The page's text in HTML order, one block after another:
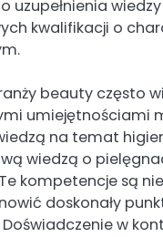
uzupełnienia
kwalifikacji o
beauty często
umiejętnościami
na temat
wiedzą o
kompetencje są
doskonały
w